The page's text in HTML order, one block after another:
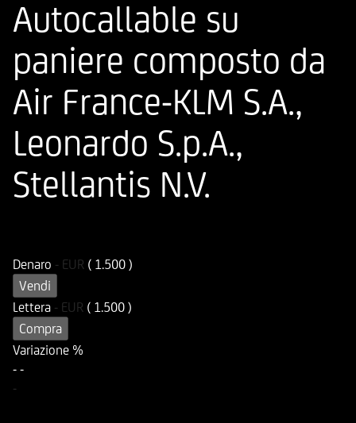
Autocallable su
paniere composto da
Air France-KLM S.A.,
Leonardo S.p.A.,
Stellantis N.V.
Denaro - EUR ( 1.500 )
Vendi
Lettera - EUR ( 1.500 )
Compra
Variazione %
- -
-